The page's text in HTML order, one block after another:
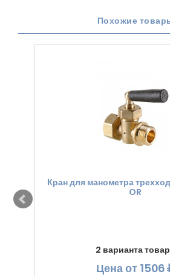
Похожие
Кран для манометра
OR
2 варианта
Ценаот 1506